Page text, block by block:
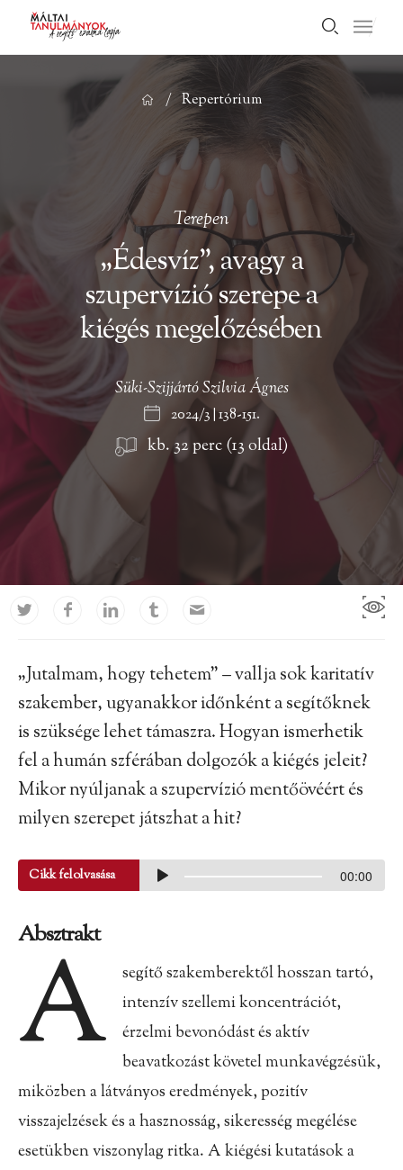
/ Repertórium
Terepen
„Édesvíz”, avagy a
szupervízió szerepe a
kiégés megelőzésében
Süki-Szijjártó Szilvia Ágnes
2024/3 | 138-151.
kb. 32 perc (13 oldal)
„Jutalmam, hogy tehetem” – vallja sok karitatív
szakember, ugyanakkor időnként a segítőknek
is szüksége lehet támaszra. Hogyan ismerhetik
fel a humán szférában dolgozók a kiégés jeleit?
Mikor nyúljanak a szupervízió mentőövéért és
milyen szerepet játszhat a hit?
Cikk felolvasása 00:00
Absztrakt
A
segítő szakemberektől hosszan tartó,
intenzív szellemi koncentrációt,
érzelmi bevonódást és aktív
beavatkozást követel munkavégzésük,
miközben a látványos eredmények, pozitív
visszajelzések és a hasznosság, sikeresség megélése
esetükben viszonylag ritka. A kiégési kutatások a